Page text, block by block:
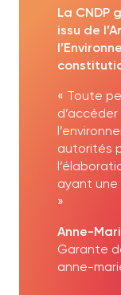
La CNDP
issu de
« Toute
autorités
ayant une
»
Anne-
Garante
anne-